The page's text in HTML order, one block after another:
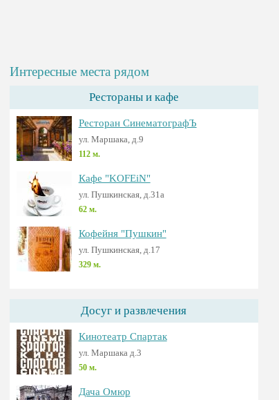
Интересные места рядом
Рестораны и кафе
Ресторан СинематографЪ
ул. Маршака, д.9
112 м.
Кафе "KOFEiN"
ул. Пушкинская, д.31а
62 м.
Кофейня "Пушкин"
ул. Пушкинская, д.17
329 м.
Досуг и развлечения
Кинотеатр Спартак
ул. Маршака д.3
50 м.
Дача Омюр